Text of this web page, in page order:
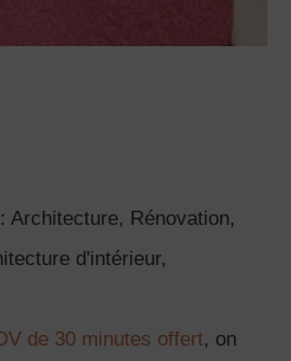
Architecture, Rénovation,
d'intérieur,
de 30 minutes offert, on